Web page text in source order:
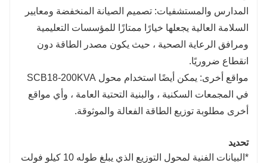
المدارس والمستشفيات: تصميم الصيانة المنخفضة ومعايير
السلامة العالية يجعلها خيارًا ممتازًا للمؤسسات التعليمية
ومرافق الرعاية الصحية ، حيث يكون مصدر الطاقة دون
انقطاع ضروريًا.
مواقع أخرى: يمكن أيضًا استخدام محول SCB18-200KVA
في المجمعات السكنية ، والبنية التحتية العامة ، وأي مواقع
أخرى مطلوبة توزيع الطاقة الفعالة والموثوقة.
تحديد
*البيانات الفنية لمحول التوزيع الذي يبلغ طوله 10 كيلو فولت